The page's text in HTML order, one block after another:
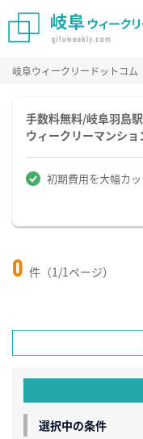
岐阜ウィークリードットコム
手数料無料/岐阜羽島
ウィークリーマンショ
初期費用を大幅カッ
0 件（1/1ページ）
選択中の条件